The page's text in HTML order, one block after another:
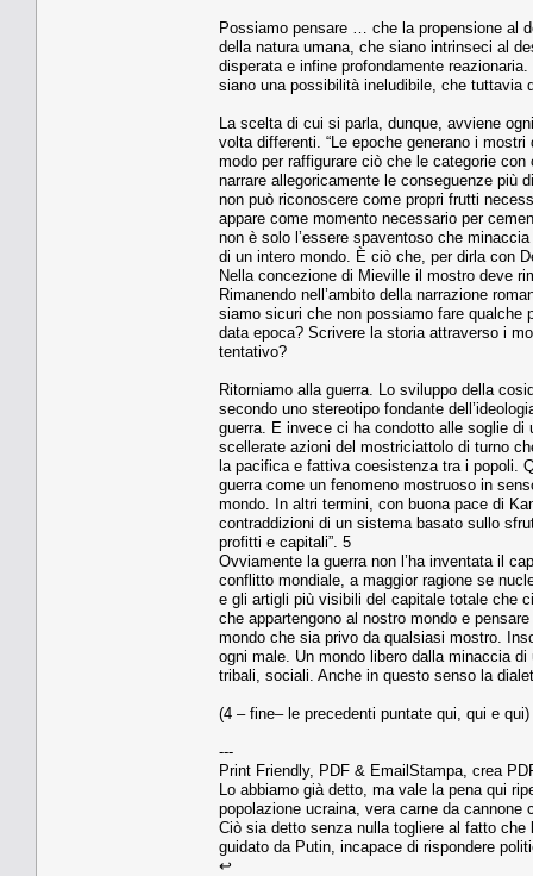
Possiamo pensare … che la propensione al
della natura umana, che siano intrinseci al
disperata e infine profondamente
siano una possibilità ineludibile, che tuttavia
La scelta di cui si parla, dunque, avviene
volta differenti. “Le epoche generano i
modo per raffigurare ciò che le categorie
narrare allegoricamente le conseguenze più
non può riconoscere come propri frutti
appare come momento necessario per
non è solo l’essere spaventoso che
di un intero mondo. È ciò che, per dirla con
Nella concezione di Mieville il mostro deve
Rimanendo nell’ambito della narrazione
siamo sicuri che non possiamo fare qualche
data epoca? Scrivere la storia attraverso i
tentativo?
Ritorniamo alla guerra. Lo sviluppo della
secondo uno stereotipo fondante
guerra. E invece ci ha condotto alle soglie di
scellerate azioni del mostriciattolo di turno
la pacifica e fattiva coesistenza tra i popoli.
guerra come un fenomeno mostruoso in
mondo. In altri termini, con buona pace di
contraddizioni di un sistema basato sullo
profitti e capitali”. 5
Ovviamente la guerra non l’ha inventata il
conflitto mondiale, a maggior ragione se
e gli artigli più visibili del capitale totale che
che appartengono al nostro mondo e
mondo che sia privo da qualsiasi mostro.
ogni male. Un mondo libero dalla minaccia
tribali, sociali. Anche in questo senso la
(4 – fine– le precedenti puntate qui, qui e qui)
---
Print Friendly, PDF & EmailStampa, crea
Lo abbiamo già detto, ma vale la pena qui
popolazione ucraina, vera carne da
Ciò sia detto senza nulla togliere al fatto che
guidato da Putin, incapace di rispondere
↩